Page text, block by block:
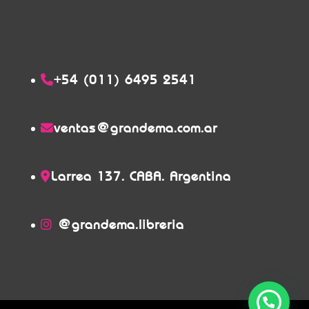
+54 (011) 6495 2541
ventas@grandema.com.ar
Larrea 137. CABA. Argentina
@grandema.libreria